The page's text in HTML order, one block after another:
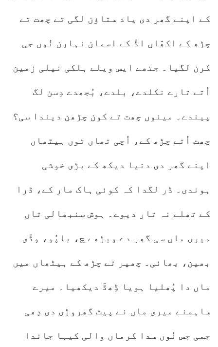
کے اپنے گھر دی یاد ستاؤن لگی تے چھت تے
چڑھ کے اکھّاں اڈّ کے اسمان نہارن نُوں جی
کرن لگیا۔ جتھے ایس ویلے ہلکی نیلی زمین
اُتے تارے نکلدے، بلدے، بُجھدے دِسن لگ
پیندے۔ مینوں چھت تے کون چڑھن دیندا سی؟
چھت اُتے چڑھ کے، اُچی تھاں توں ہیٹھاں
اپنے گھر دی دنیا دیکھ کے بڑی خوشی
ہوندی۔ ڈر لگدا کہ کوئی ہاک مار کے، ڈرا
کے تھلے نہ تار دیوے۔ ہوش سنبھالی تاں
میری ماں سی گھر دے ویڑھے چ، باپُو، وڈّی
بھین، بھائی۔ چھپر تے چڑھ کے ہیٹھاں میں
ماں دا پُھلیا ہویا ڈِھڈّ دیکھیا۔ میرے
ساہمنے میری ماں نے پیٹ گھروڑی دی دِھی
جمی جس نُوں سدا کرماں والی کیہا جاندا